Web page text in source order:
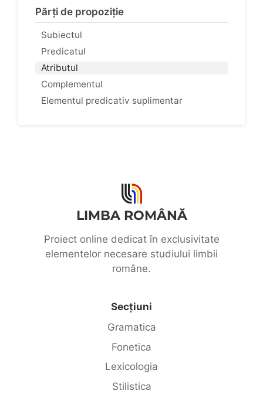
Părți de propoziție
Subiectul
Predicatul
Atributul
Complementul
Elementul predicativ suplimentar
LIMBA ROMÂNĂ
Proiect online dedicat în exclusivitate
elementelor necesare studiului limbii
române.
Secțiuni
Gramatica
Fonetica
Lexicologia
Stilistica